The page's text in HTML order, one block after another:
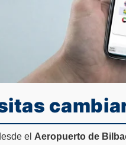
el Aeropuerto de